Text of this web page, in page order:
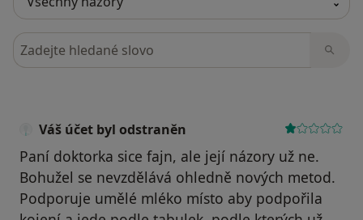
Hledejte v názorech
Váš účet byl odstraněn
Paní doktorka sice fajn, ale její názory už ne.
Bohužel se nevzdělává ohledně nových metod.
Podporuje umělé mléko místo aby podpořila